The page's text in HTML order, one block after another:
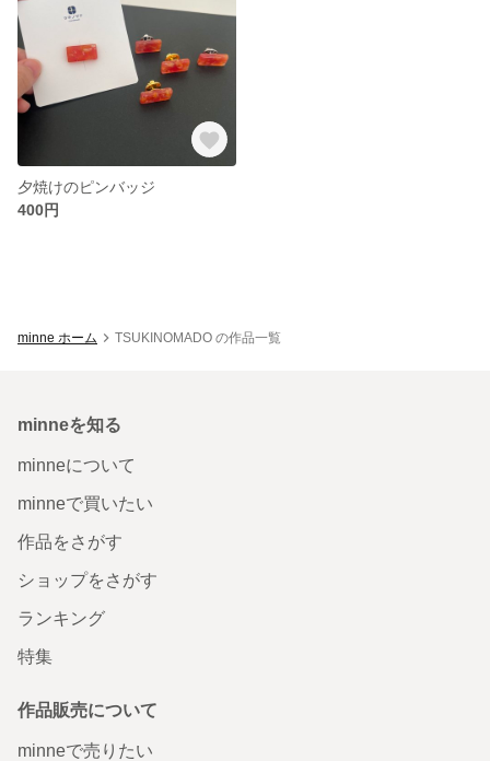
夕焼けのピンバッジ
400円
minne ホーム TSUKINOMADO の作品一覧
minneを知る
minneについて
minneで買いたい
作品をさがす
ショップをさがす
ランキング
特集
作品販売について
minneで売りたい